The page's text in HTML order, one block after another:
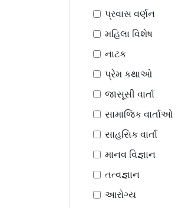
પ્રવાસ વર્ણન
મહિલા વિશેષ
નાટક
પ્રેમ કથાઓ
જાસૂસી વાર્તા
સામાજિક વાર્તાઓ
સાહસિક વાર્તા
માનવ વિજ્ઞાન
તત્વજ્ઞાન
આરોગ્ય